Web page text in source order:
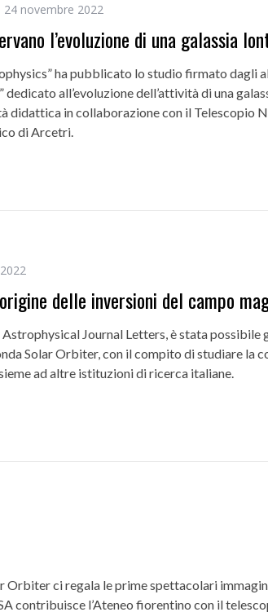
24 novembre 2022
l’evoluzione di una galassia
ha pubblicato lo studio firmato dagli
all’evoluzione dell’attività di una
didattica in collaborazione con il Telescopio
di Arcetri.
delle inversioni del campo
Journal Letters, è stata possibile
Solar Orbiter, con il compito di studiare la
ad altre istituzioni di ricerca italiane.
Orbiter ci regala le prime spettacolari
contribuisce l’Ateneo fiorentino con il